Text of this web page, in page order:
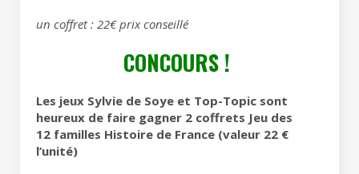
un coffret : 22€ prix conseillé
CONCOURS !
Les jeux Sylvie de Soye et Top-Topic sont
heureux de faire gagner 2 coffrets Jeu des
12 familles Histoire de France (valeur 22 €
l’unité)